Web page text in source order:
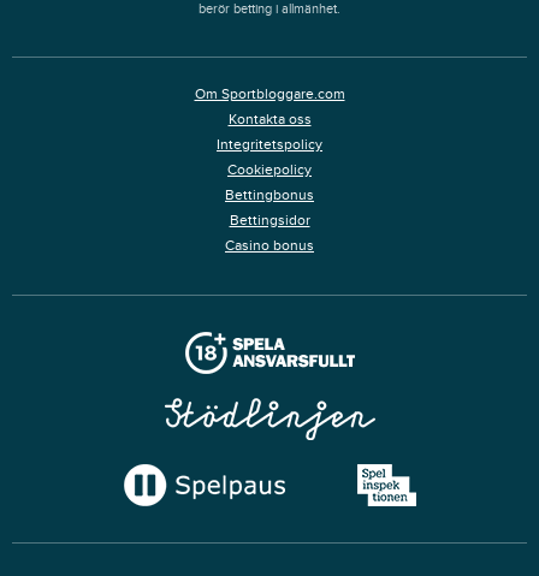
berör betting i allmänhet.
Om Sportbloggare.com
Kontakta oss
Integritetspolicy
Cookiepolicy
Bettingbonus
Bettingsidor
Casino bonus